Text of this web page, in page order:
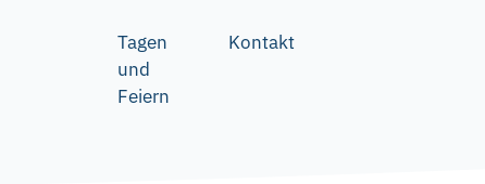
Tagen
und
Feiern
Kontakt